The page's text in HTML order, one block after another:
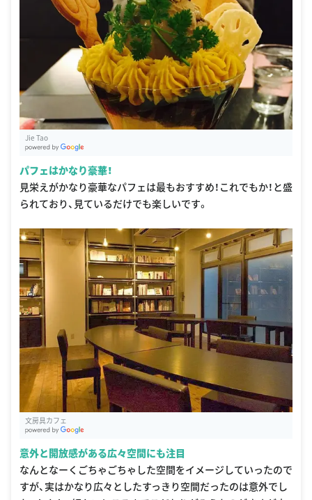
Jie Tao
パフェはかなり豪華！
見栄えがかなり豪華なパフェは最もおすすめ！これでもか！と盛
られており、見ているだけでも楽しいです。
文房具カフェ
意外と開放感がある広々空間にも注目
なんとなーくごちゃごちゃした空間をイメージしていったので
すが、実はかなり広々としたすっきり空間だったのは意外でし